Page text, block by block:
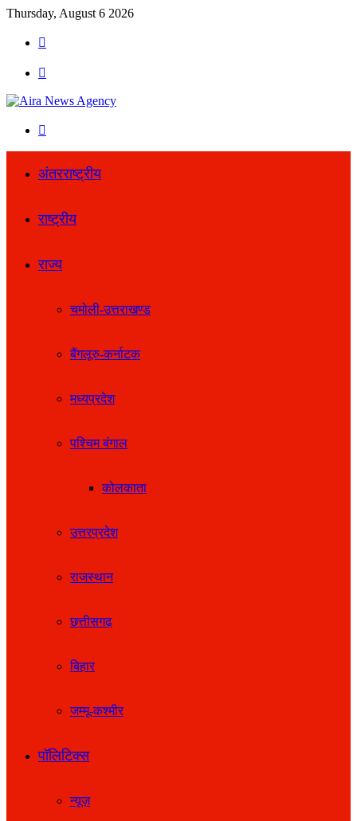
Thursday, August 6 2026
अंतरराष्ट्रीय
राष्ट्रीय
राज्य
चमोली-उत्तराखण्ड
बैंगलूरु-कर्नाटक
मध्यप्रदेश
पश्चिम बंगाल
कोलकाता
उत्तरप्रदेश
राजस्थान
छत्तीसगढ़
बिहार
जम्मू-कश्मीर
पॉलिटिक्स
न्यूज़